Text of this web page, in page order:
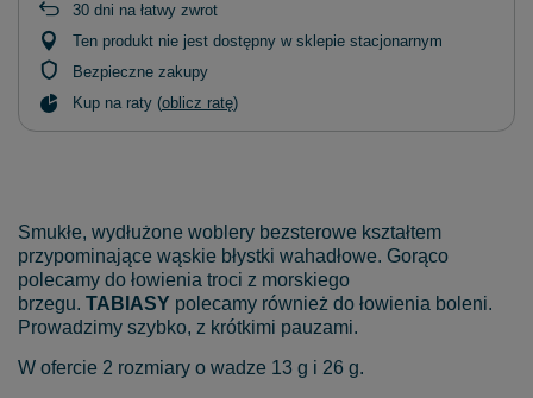
30 dni na łatwy zwrot
Ten produkt nie jest dostępny w sklepie stacjonarnym
Bezpieczne zakupy
Kup na raty (oblicz ratę)
Smukłe, wydłużone woblery bezsterowe kształtem
przypominające wąskie błystki wahadłowe. Gorąco
polecamy do łowienia troci z morskiego
brzegu. TABIASY polecamy również do łowienia boleni.
Prowadzimy szybko, z krótkimi pauzami.
W ofercie 2 rozmiary o wadze 13 g i 26 g.